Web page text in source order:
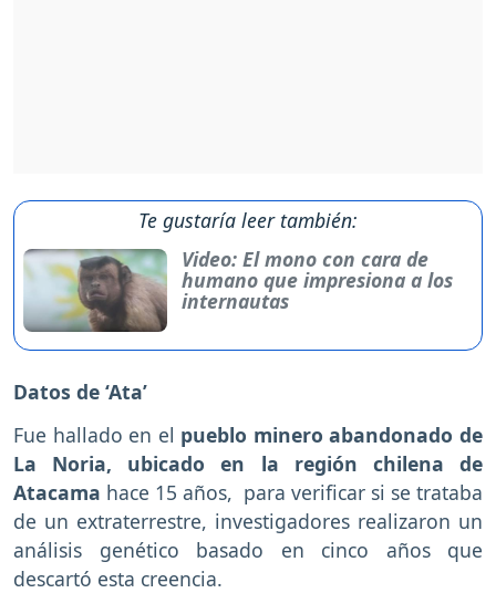
Te gustaría leer también:
Video: El mono con cara de
humano que impresiona a los
internautas
Datos de ‘Ata’
Fue hallado en el pueblo minero abandonado de
La Noria, ubicado en la región chilena de
Atacama hace 15 años, para verificar si se trataba
de un extraterrestre, investigadores realizaron un
análisis genético basado en cinco años que
descartó esta creencia.